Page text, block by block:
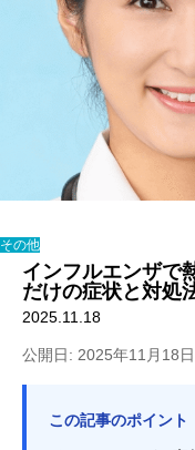
その他
インフルエンザで
だけの症状と対処
2025.11.18
公開日: 2025年11月18日
この記事のポイント